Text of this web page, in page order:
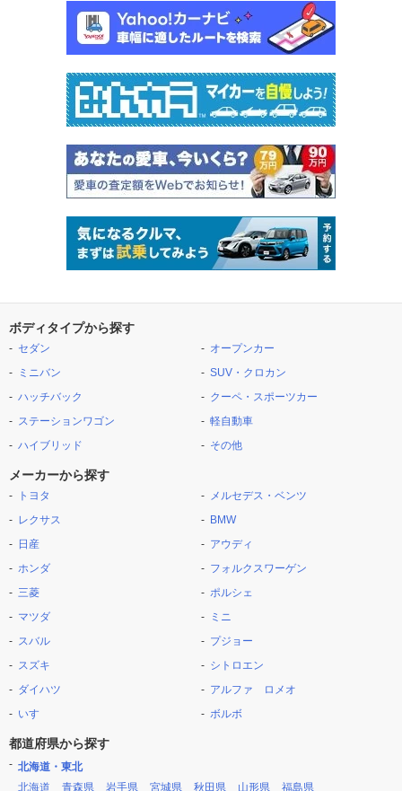
ボディタイプから探す
セダン
ミニバン
ハッチバック
ステーションワゴン
ハイブリッド
オープンカー
SUV・クロカン
クーペ・スポーツカー
軽自動車
その他
メーカーから探す
トヨタ
レクサス
日産
ホンダ
三菱
マツダ
スバル
スズキ
ダイハツ
いすゞ
メルセデス・ベンツ
BMW
アウディ
フォルクスワーゲン
ポルシェ
ミニ
プジョー
シトロエン
アルファ ロメオ
ボルボ
都道府県から探す
北海道・東北
北海道
青森県 岩手県 宮城県 秋田県 山形県 福島県